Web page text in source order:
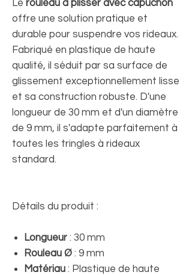
Le rouleau à plisser avec capuchon
offre une solution pratique et
durable pour suspendre vos rideaux.
Fabriqué en plastique de haute
qualité, il séduit par sa surface de
glissement exceptionnellement lisse
et sa construction robuste. D'une
longueur de 30 mm et d'un diamètre
de 9 mm, il s'adapte parfaitement à
toutes les tringles à rideaux
standard.
Détails du produit :
Longueur : 30 mm
Rouleau Ø : 9 mm
Matériau : Plastique de haute